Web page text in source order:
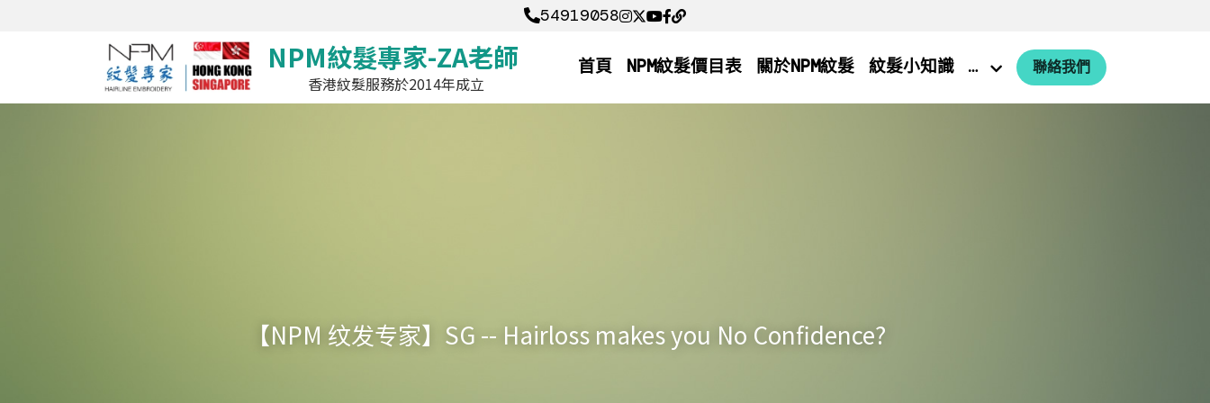
54919058
54919058
NPM紋髮專家-ZA老師
香港紋髮服務於2014年成立
首頁 NPM紋髮價目表 關於NPM紋髮 紋髮小知識 … 聯絡我們
【NPM 纹发专家】SG -- Hairloss makes you No Confidence?